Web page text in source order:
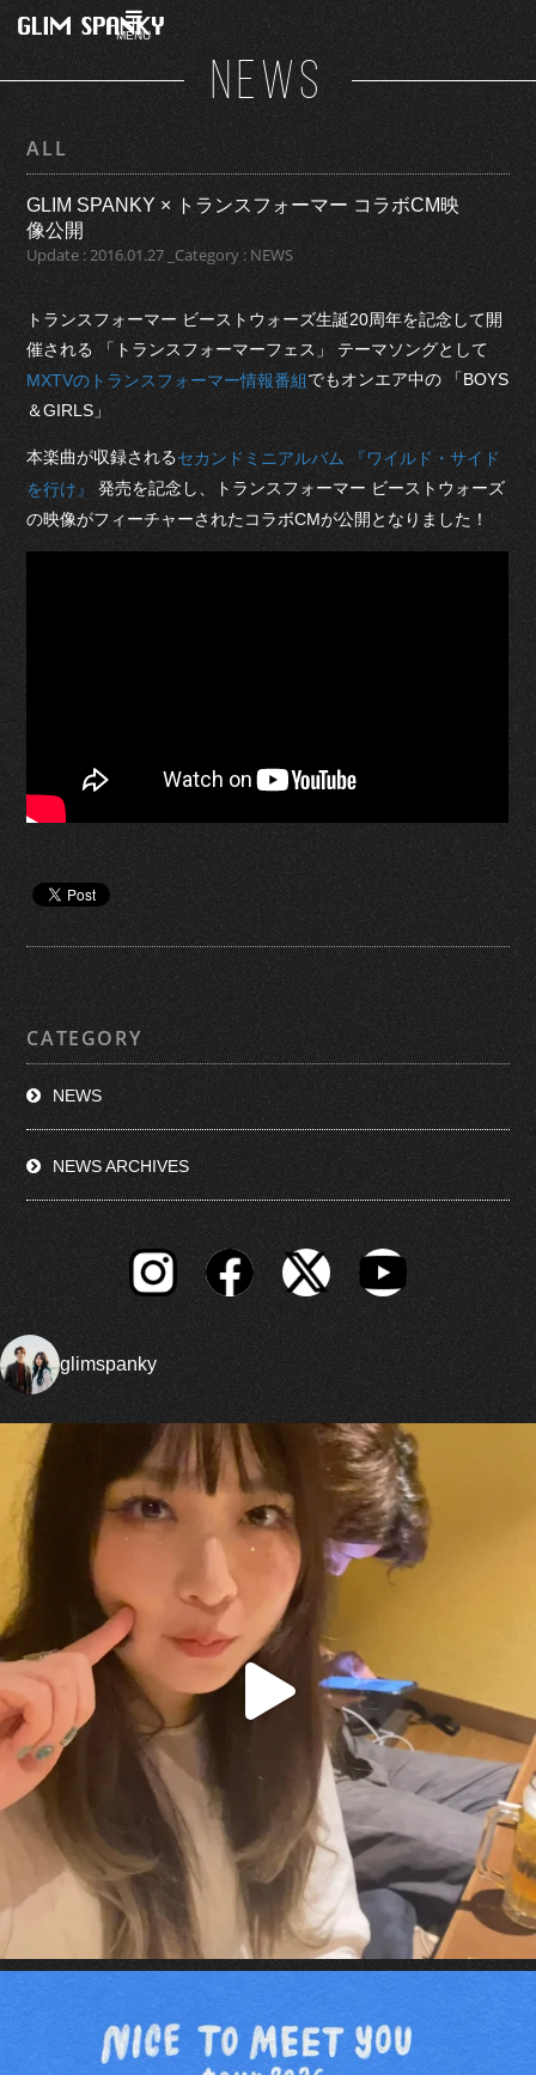
MENU
NEWS
ALL
GLIM SPANKY × トランスフォーマー コラボCM映
像公開
Update : 2016.01.27 _Category : NEWS
トランスフォーマー ビーストウォーズ生誕20周年を記念して開
催される 「トランスフォーマーフェス」 テーマソングとして
MXTVのトランスフォーマー情報番組でもオンエア中の 「BOYS
＆GIRLS」
本楽曲が収録されるセカンドミニアルバム 『ワイルド・サイド
を行け』
発売を記念し、トランスフォーマー ビーストウォーズ
の映像がフィーチャーされたコラボCMが公開となりました！
CATEGORY
NEWS
NEWS ARCHIVES
glimspanky